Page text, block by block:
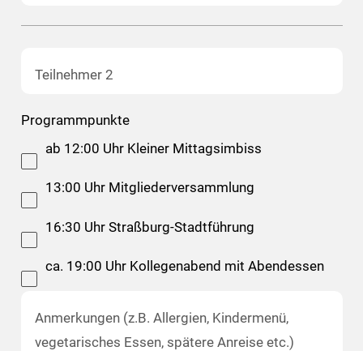
Teilnehmer 2
Programmpunkte
ab 12:00 Uhr Kleiner Mittagsimbiss
13:00 Uhr Mitgliederversammlung
16:30 Uhr Straßburg-Stadtführung
ca. 19:00 Uhr Kollegenabend mit Abendessen
Anmerkungen (z.B. Allergien, Kindermenü,
vegetarisches Essen, spätere Anreise etc.)